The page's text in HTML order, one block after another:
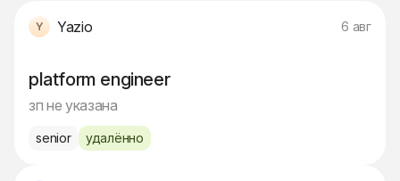
Yazio 6 авг
platform engineer
зп не указана
senior удалённо